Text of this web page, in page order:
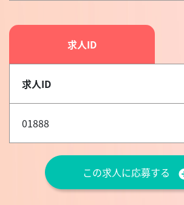
求人ID
求人ID
01888
この求人に応募する